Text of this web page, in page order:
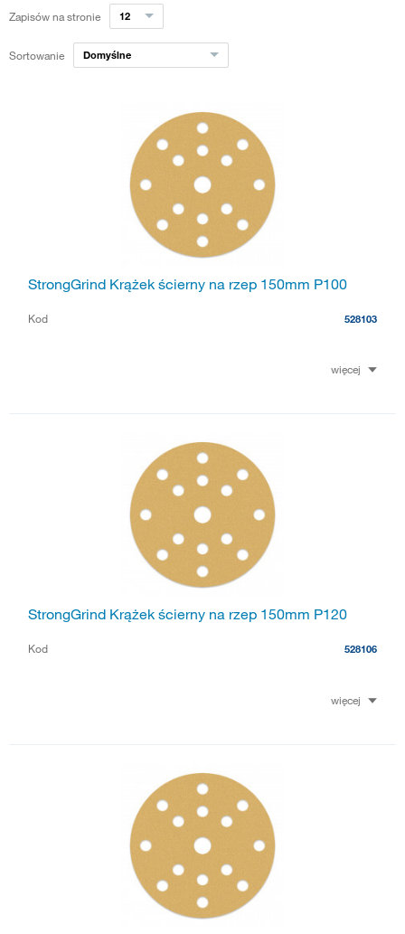
Zapisów na stronie 12
Sortowanie Domyślne
StrongGrind Krążek ścierny na rzep 150mm P100
Kod 528103
więcej
StrongGrind Krążek ścierny na rzep 150mm P120
Kod 528106
więcej